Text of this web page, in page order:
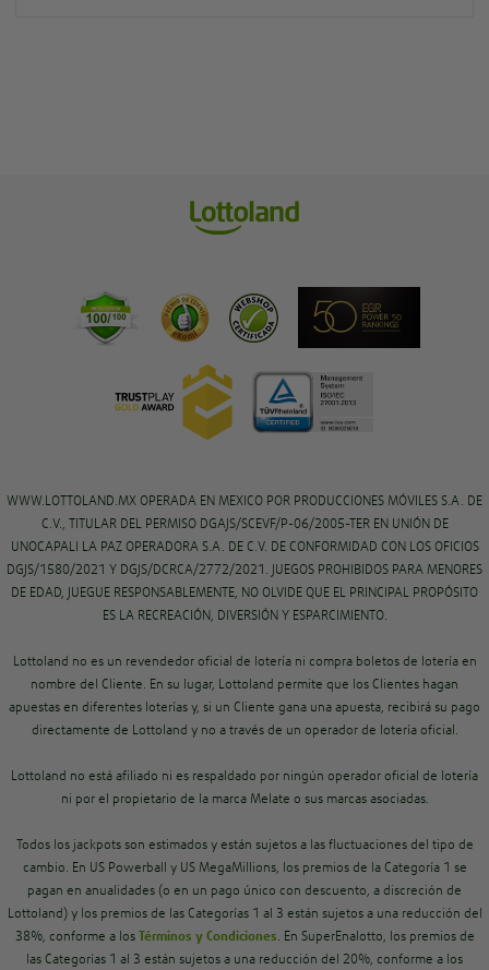
WWW.LOTTOLAND.MX OPERADA EN MEXICO POR PRODUCCIONES MÓVILES S.A. DE
C.V., TITULAR DEL PERMISO DGAJS/SCEVF/P-06/2005-TER EN UNIÓN DE
UNOCAPALI LA PAZ OPERADORA S.A. DE C.V. DE CONFORMIDAD CON LOS OFICIOS
DGJS/1580/2021 Y DGJS/DCRCA/2772/2021. JUEGOS PROHIBIDOS PARA MENORES
DE EDAD, JUEGUE RESPONSABLEMENTE, NO OLVIDE QUE EL PRINCIPAL PROPÓSITO
ES LA RECREACIÓN, DIVERSIÓN Y ESPARCIMIENTO.
Lottoland no es un revendedor oficial de lotería ni compra boletos de lotería en
nombre del Cliente. En su lugar, Lottoland permite que los Clientes hagan
apuestas en diferentes loterías y, si un Cliente gana una apuesta, recibirá su pago
directamente de Lottoland y no a través de un operador de lotería oficial.
Lottoland no está afiliado ni es respaldado por ningún operador oficial de lotería
ni por el propietario de la marca Melate o sus marcas asociadas.
Todos los jackpots son estimados y están sujetos a las fluctuaciones del tipo de
cambio. En US Powerball y US MegaMillions, los premios de la Categoría 1 se
pagan en anualidades (o en un pago único con descuento, a discreción de
Lottoland) y los premios de las Categorías 1 al 3 están sujetos a una reducción del
38%, conforme a losTérminos y Condiciones. En SuperEnalotto, los premios de
las Categorías 1 al 3 están sujetos a una reducción del 20%, conforme a los